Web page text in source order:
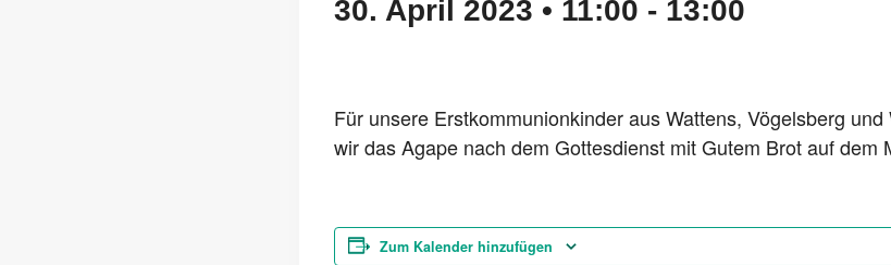
30. April 2023 • 11:00 - 13:00
Für unsere Erstkommunionkinder aus Wattens, Vögelsberg
wir das Agape nach dem Gottesdienst mit Gutem Brot auf dem
Zum Kalender hinzufügen